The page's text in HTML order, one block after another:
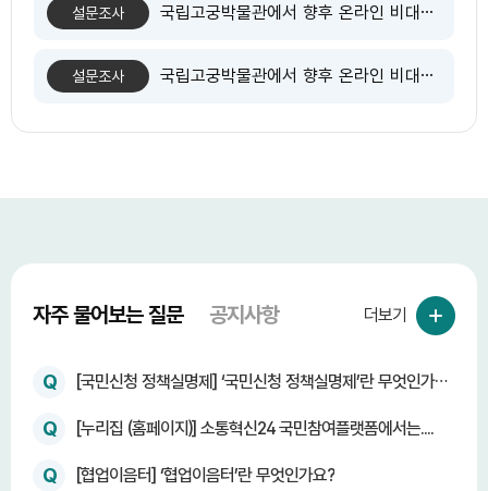
설문조사 국립고궁박물관에서 향후 온라인 비대면 교육 확대 시 참여하고 싶은 분야가 있다면 골라주세요.
설문조사 국립고궁박물관에서 향후 온라인 비대면 교육 확대 시 참여하고 싶은 분야가 있다면 골라주세요.
자주 물어보는 질문 공지사항
Q
[국민신청 정책실명제] ‘국민신청 정책실명제’란 무엇인가
Q [누리집 (홈페이지)] 소통혁신24 국민참여플랫폼에서는....
Q [협업이음터] ‘협업이음터’란 무엇인가요?
더보기